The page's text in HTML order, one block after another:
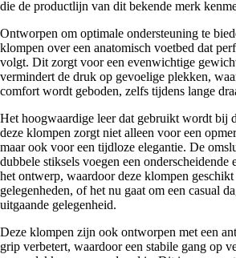
die de productlijn van dit bekende merk
Ontworpen om optimale ondersteuning te
klompen over een anatomisch voetbed dat
volgt. Dit zorgt voor een evenwichtige
vermindert de druk op gevoelige plekken,
comfort wordt geboden, zelfs tijdens lange
Het hoogwaardige leer dat gebruikt wordt bij
deze klompen zorgt niet alleen voor een
maar ook voor een tijdloze elegantie. De
dubbele stiksels voegen een onderscheidende
het ontwerp, waardoor deze klompen
gelegenheden, of het nu gaat om een casual
uitgaande gelegenheid.
Deze klompen zijn ook ontworpen met een
grip verbetert, waardoor een stabile gang op